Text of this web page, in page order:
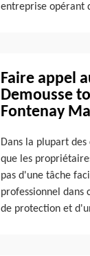
entreprise opérant
Faire appel
Demousse
Fontenay
Dans la plupart
que les
pas d'une tâche
professionnel dans
de protection et